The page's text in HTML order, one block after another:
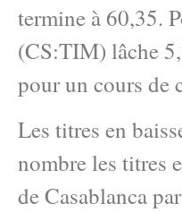
termine à 60,35.
(CS:TIM) lâche
pour un cours de
Les titres en
nombre les titres
de Casablanca